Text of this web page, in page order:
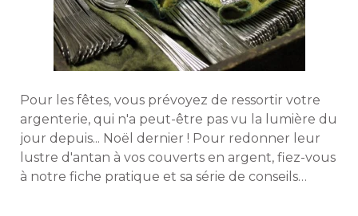
Pour les fêtes, vous prévoyez de ressortir votre
argenterie, qui n'a peut-être pas vu la lumière du
jour depuis... Noël dernier ! Pour redonner leur
lustre d'antan à vos couverts en argent, fiez-vous
à notre fiche pratique et sa série de conseils